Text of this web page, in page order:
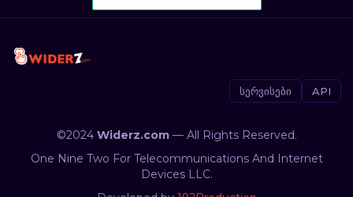
სერვისები API
©2024 Widerz.com— All Rights Reserved.
One Nine Two For Telecommunications And Internet
Devices LLC.